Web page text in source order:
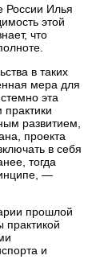
России Илья
этой
что
в таких
мера для
эта
развитием,
проекта
в себя
тогда
—
прошлой
практикой
и